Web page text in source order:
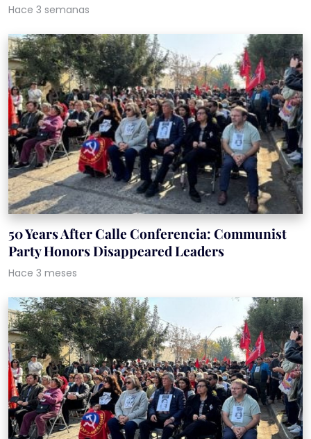
Hace 3 semanas
50 Years After Calle Conferencia: Communist
Party Honors Disappeared Leaders
Hace 3 meses